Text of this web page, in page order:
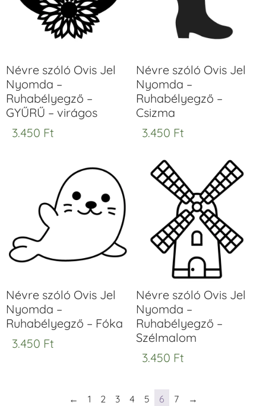
Névre szóló Ovis Jel
Nyomda –
Ruhabélyegző –
GYŰRŰ – virágos
3.450 Ft
Névre szóló Ovis Jel
Nyomda –
Ruhabélyegző –
Csizma
3.450 Ft
Névre szóló Ovis Jel
Nyomda –
Ruhabélyegző – Fóka
3.450 Ft
Névre szóló Ovis Jel
Nyomda –
Ruhabélyegző –
Szélmalom
3.450 Ft
← 1 2 3 4 5 6 7 →